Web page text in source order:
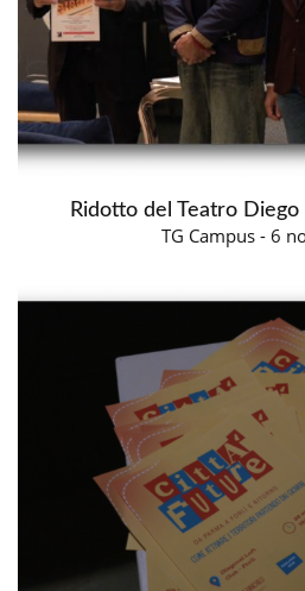
Ridotto del Teatro
TG Campus - 6